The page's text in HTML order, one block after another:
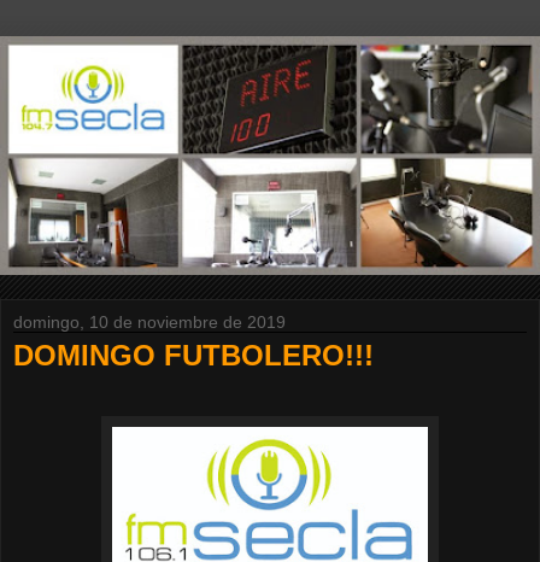
domingo, 10 de noviembre de 2019
DOMINGO FUTBOLERO!!!